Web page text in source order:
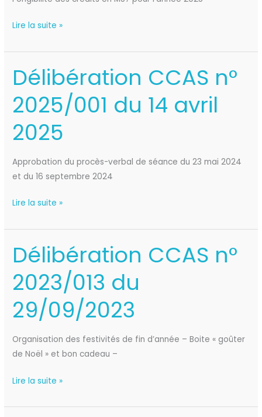
Lire la suite »
Délibération CCAS n°
2025/001 du 14 avril
2025
Approbation du procès-verbal de séance du 23 mai 2024
et du 16 septembre 2024
Délibération
CCAS
n°
2025/001
du
avril
2025
Lire la suite »
Délibération CCAS n°
2023/013 du
29/09/2023
Organisation des festivités de fin d’année – Boite « goûter
de Noël » et bon cadeau –
Délibération
CCAS
n°
2023/013
du
29/09/2023
Lire la suite »